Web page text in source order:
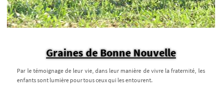
Graines de Bonne Nouvelle
Par le témoignage de leur vie, dans leur manière de vivre la fraternité, les
enfants sont lumière pour tous ceux qui les entourent.